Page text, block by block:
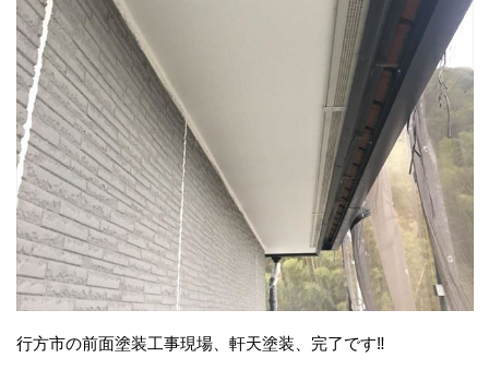
行方市の前面塗装工事現場、軒天塗装、完了です‼